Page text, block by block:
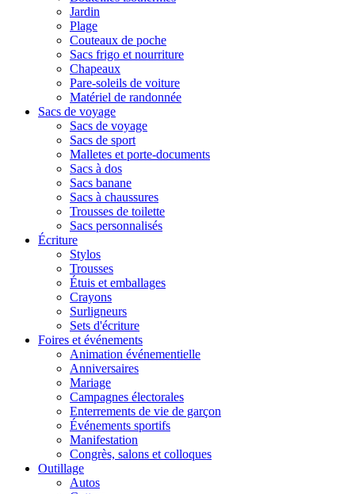
Jardin
Plage
Couteaux de poche
Sacs frigo et nourriture
Chapeaux
Pare-soleils de voiture
Matériel de randonnée
Sacs de voyage
Sacs de voyage
Sacs de sport
Malletes et porte-documents
Sacs à dos
Sacs banane
Sacs à chaussures
Trousses de toilette
Sacs personnalisés
Écriture
Stylos
Trousses
Étuis et emballages
Crayons
Surligneurs
Sets d'écriture
Foires et événements
Animation événementielle
Anniversaires
Mariage
Campagnes électorales
Enterrements de vie de garçon
Événements sportifs
Manifestation
Congrès, salons et colloques
Outillage
Autos